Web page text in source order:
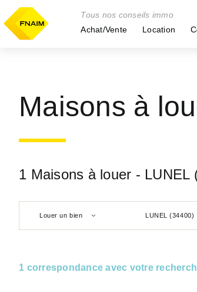
Tous nos conseils immo
Achat/Vente
Location
Maisons à
1 Maisons à louer - LUNEL
Louer un bien LUNEL (34400)
1 correspondance avec votre